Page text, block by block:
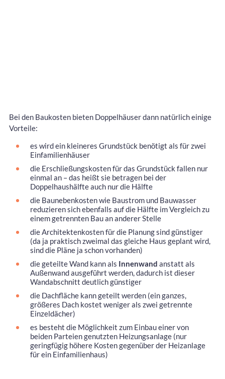
Bei den Baukosten bieten Doppelhäuser dann natürlich einige
Vorteile:
es wird ein kleineres Grundstück benötigt als für zwei
Einfamilienhäuser
die Erschließungskosten für das Grundstück fallen nur
einmal an – das heißt sie betragen bei der
Doppelhaushälfte auch nur die Hälfte
die Baunebenkosten wie Baustrom und Bauwasser
reduzieren sich ebenfalls auf die Hälfte im Vergleich zu
einem getrennten Bau an anderer Stelle
die Architektenkosten für die Planung sind günstiger
(da ja praktisch zweimal das gleiche Haus geplant wird,
sind die Pläne ja schon vorhanden)
die geteilte Wand kann als Innenwand anstatt als
Außenwand ausgeführt werden, dadurch ist dieser
Wandabschnitt deutlich günstiger
die Dachfläche kann geteilt werden (ein ganzes,
größeres Dach kostet weniger als zwei getrennte
Einzeldächer)
es besteht die Möglichkeit zum Einbau einer von
beiden Parteien genutzten Heizungsanlage (nur
geringfügig höhere Kosten gegenüber der Heizanlage
für ein Einfamilienhaus)